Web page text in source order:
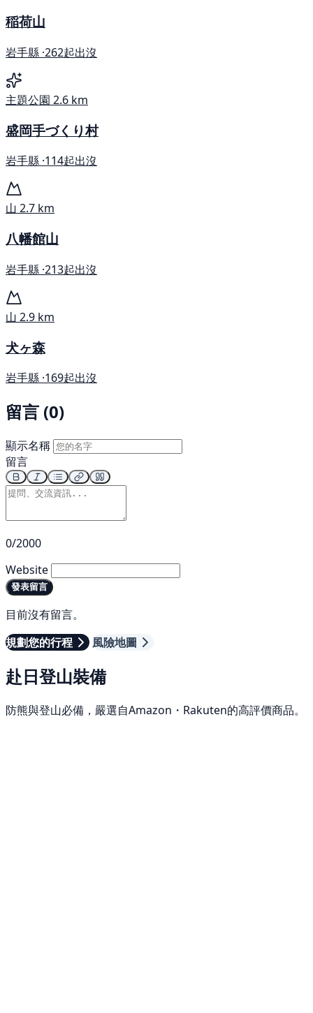
稲荷山
岩手縣 ·262起出沒
主題公園 2.6 km
盛岡手づくり村
岩手縣 ·114起出沒
山 2.7 km
八幡館山
岩手縣 ·213起出沒
山 2.9 km
犬ヶ森
岩手縣 ·169起出沒
留言 (0)
顯示名稱
留言
0/2000
Website
發表留言
目前沒有留言。
規劃您的行程
風險地圖
赴日登山裝備
防熊與登山必備，嚴選自Amazon・Rakuten的高評價商品。